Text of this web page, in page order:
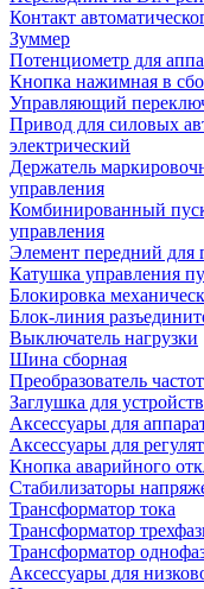
Контакт
Зуммер
Потенциометр для
Кнопка нажимная в
Управляющий
Привод для силовых
электрический
Держатель
управления
Комбинированный
управления
Элемент передний для
Катушка управления
Блокировка
Блок-линия
Выключатель нагрузки
Шина сборная
Преобразователь
Заглушка для
Аксессуары для
Аксессуары для
Кнопка аварийного
Стабилизаторы
Трансформатор тока
Трансформатор
Трансформатор
Аксессуары для